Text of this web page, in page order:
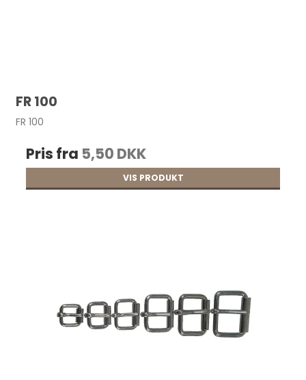
FR 100
FR 100
Pris fra 5,50 DKK
VIS PRODUKT